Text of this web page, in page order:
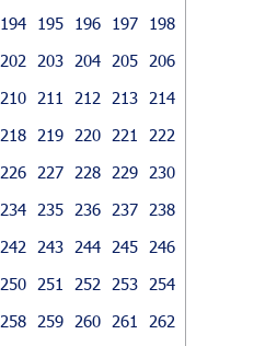
194 195 196 197
198
202 203 204 205
206
210 211 212 213
214
218 219 220 221
222
226 227 228 229
230
234 235 236 237
238
242 243 244 245
246
250 251 252 253
254
258 259 260 261
262